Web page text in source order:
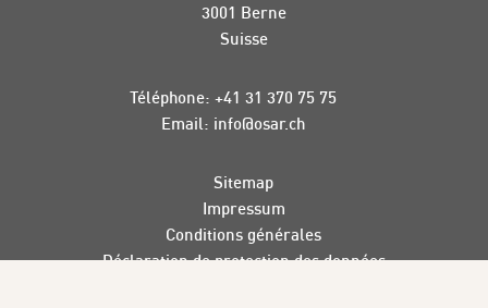
3001 Berne
Suisse
Téléphone: +41 31 370 75 75
Email: info@osar.ch
Sitemap
Impressum
Conditions générales
Déclaration de protection des données